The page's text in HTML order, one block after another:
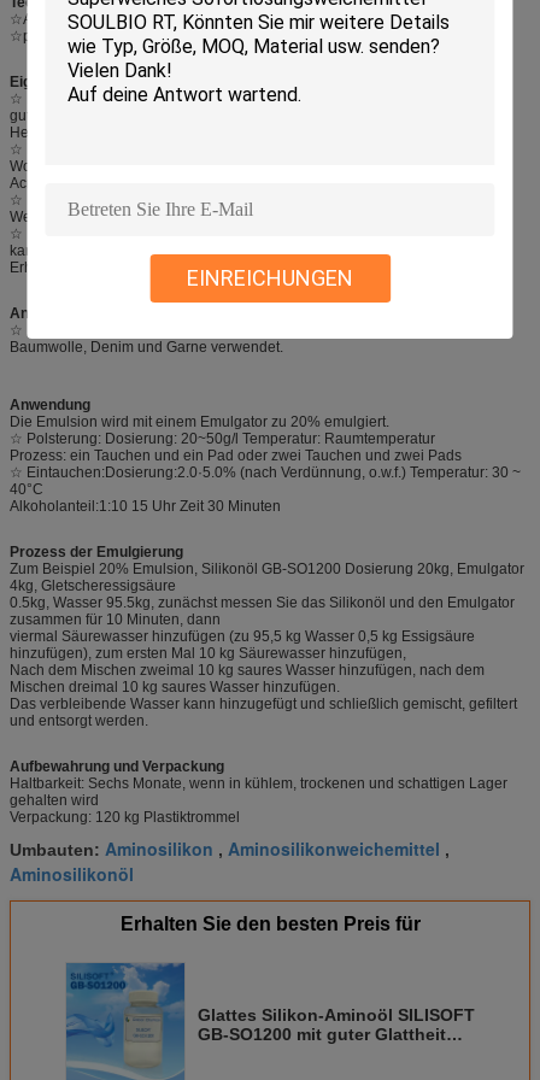
EINREICHUNGEN
☆Aussehen: Farblose bis hellgelbe viskose Flüssigkeit
☆pH-Wert: 8,0 bis 9.0
Eigenschaften
☆ Die Emulsion wird auf denimfarbenem Stoff verwendet, um dem Stoff eine
gute Glatzheit und
Helligkeit;
☆ Die Emulsion hat eine gute glatte Wirkung auf Wollpullover, Pullover,
Wollmischung,
Acrylgarne und andere Stoffe;
☆ Die Emulsion kann als glatte Komponente verwendet und mit anderen
Weichmacher zur Verbesserung der Glatzigkeit des Erzeugnisses;
☆ Die Emulsion hat eine tiefe und leuchtende Wirkung auf dunkle Stoffe und
kann als
Erhöherung.
Anwendungsbereich
☆ Es wird für eine glatte und helle Veredelung von Baumwolle, Polyester-
Baumwolle, Denim und Garne verwendet.
Anwendung
Die Emulsion wird mit einem Emulgator zu 20% emulgiert.
☆ Polsterung: Dosierung: 20~50g/l Temperatur: Raumtemperatur
Prozess: ein Tauchen und ein Pad oder zwei Tauchen und zwei Pads
☆ Eintauchen:Dosierung:2.0·5.0% (nach Verdünnung, o.w.f.) Temperatur: 30 ~
40°C
Alkoholanteil:1:10 15 Uhr Zeit 30 Minuten
Prozess der Emulgierung
Zum Beispiel 20% Emulsion, Silikonöl GB-SO1200 Dosierung 20kg, Emulgator
4kg, Gletscheressigsäure
0.5kg, Wasser 95.5kg, zunächst messen Sie das Silikonöl und den Emulgator
zusammen für 10 Minuten, dann
viermal Säurewasser hinzufügen (zu 95,5 kg Wasser 0,5 kg Essigsäure
hinzufügen), zum ersten Mal 10 kg Säurewasser hinzufügen,
Nach dem Mischen zweimal 10 kg saures Wasser hinzufügen, nach dem
Mischen dreimal 10 kg saures Wasser hinzufügen.
Das verbleibende Wasser kann hinzugefügt und schließlich gemischt, gefiltert
und entsorgt werden.
Aufbewahrung und Verpackung
Haltbarkeit: Sechs Monate, wenn in kühlem, trockenen und schattigen Lager
gehalten wird
Verpackung: 120 kg Plastiktrommel
Umbauten: Aminosilikon , Aminosilikonweichemittel ,
Aminosilikonöl
Erhalten Sie den besten Preis für
Glattes Silikon-Aminoöl SILISOFT
GB-SO1200 mit guter Glattheit